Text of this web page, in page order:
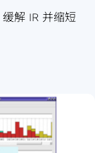
解 IR 并缩短